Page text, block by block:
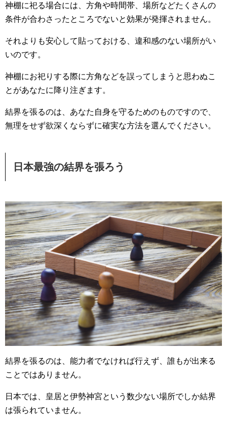
神棚に祀る場合には、方角や時間帯、場所などたくさんの
条件が合わさったところでないと効果が発揮されません。
それよりも安心して貼っておける、違和感のない場所がい
いのです。
神棚にお祀りする際に方角などを誤ってしまうと思わぬこ
とがあなたに降り注ぎます。
結界を張るのは、あなた自身を守るためのものですので、
無理をせず欲深くならずに確実な方法を選んでください。
日本最強の結界を張ろう
結界を張るのは、能力者でなければ行えず、誰もが出来る
ことではありません。
日本では、皇居と伊勢神宮という数少ない場所でしか結界
は張られていません。